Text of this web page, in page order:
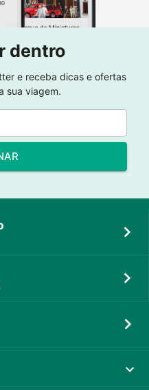
dentro
e receba dicas e ofertas
sua viagem.